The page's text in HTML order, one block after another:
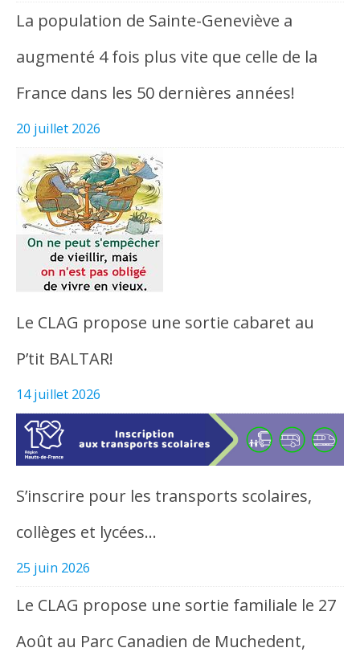
La population de Sainte-Geneviève a
augmenté 4 fois plus vite que celle de la
France dans les 50 dernières années!
20 juillet 2026
Le CLAG propose une sortie cabaret au
P’tit BALTAR!
14 juillet 2026
S’inscrire pour les transports scolaires,
collèges et lycées…
25 juin 2026
Le CLAG propose une sortie familiale le 27
Août au Parc Canadien de Muchedent,